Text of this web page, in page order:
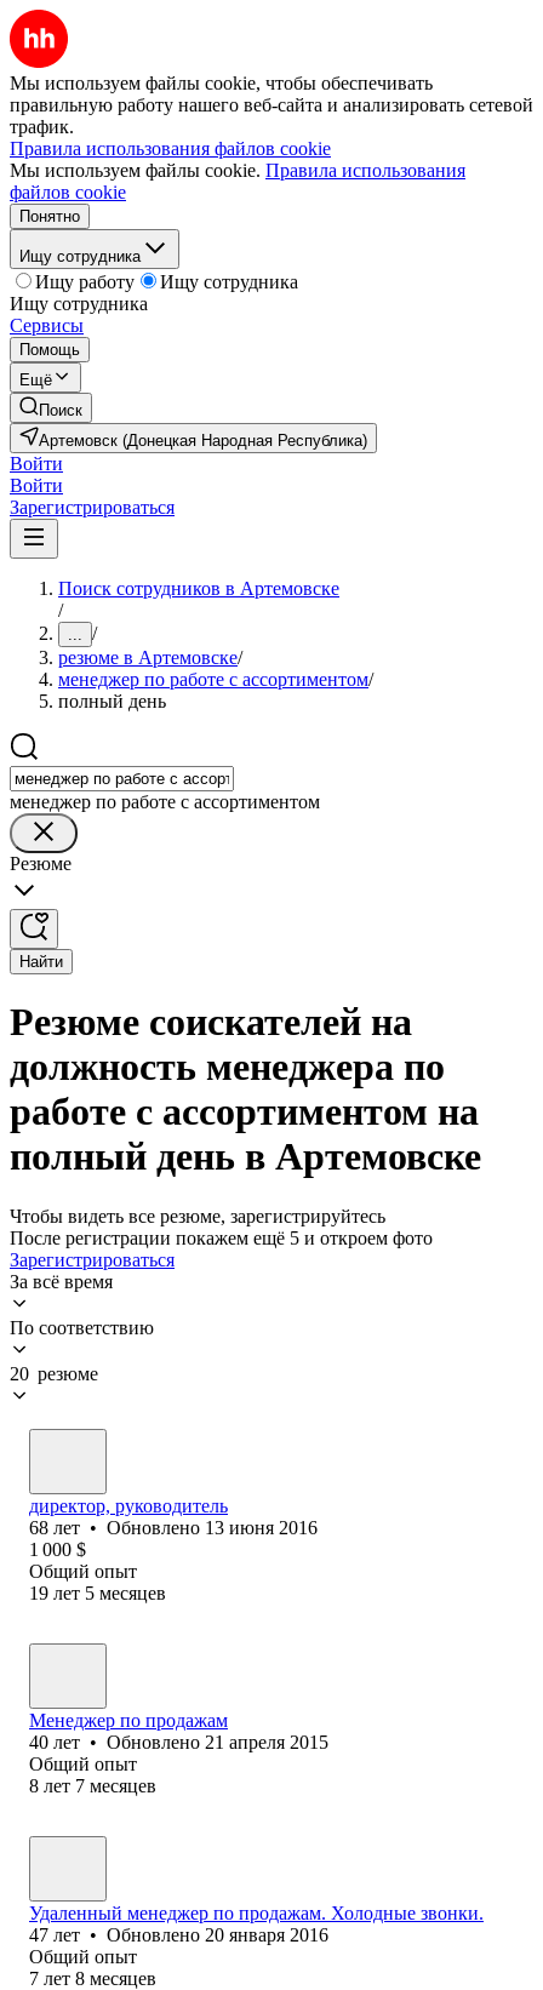
Мы используем файлы cookie, чтобы обеспечивать
правильную работу нашего веб-сайта и анализировать сетевой
трафик.
Правила использования файлов cookie
Мы используем файлы cookie. Правила использования
файлов cookie
Понятно
Ищу сотрудника
Ищу работу
Ищу сотрудника
Ищу сотрудника
Сервисы
Помощь
Ещё
Поиск
Артемовск (Донецкая Народная Республика)
Войти
Войти
Зарегистрироваться
Поиск сотрудников в Артемовске
/
... /
резюме в Артемовске/
менеджер по работе с ассортиментом/
полный день
менеджер по работе с ассортиментом
Резюме
Найти
Резюме соискателей на
должность менеджера по
работе с ассортиментом на
полный день в Артемовске
Чтобы видеть все резюме, зарегистрируйтесь
После регистрации покажем ещё 5 и откроем фото
Зарегистрироваться
За всё время
По соответствию
20 резюме
директор, руководитель
68 лет • Обновлено 13 июня 2016
1 000 $
Общий опыт
19 лет 5 месяцев
Менеджер по продажам
40 лет • Обновлено 21 апреля 2015
Общий опыт
8 лет 7 месяцев
Удаленный менеджер по продажам. Холодные звонки.
47 лет • Обновлено 20 января 2016
Общий опыт
7 лет 8 месяцев